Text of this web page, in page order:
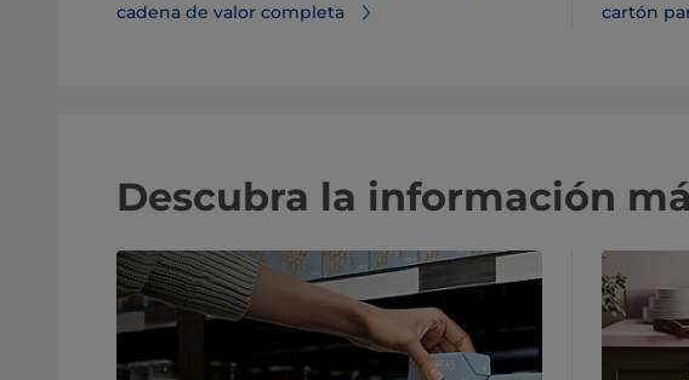
cadena de valor completa
cartón
Descubra la información